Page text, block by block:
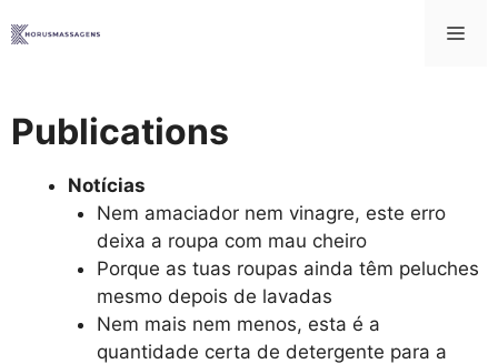
para
Publications
Notícias
Nem amaciador nem vinagre, este erro
deixa a roupa com mau cheiro
Porque as tuas roupas ainda têm peluches
mesmo depois de lavadas
Nem mais nem menos, esta é a
quantidade certa de detergente para a